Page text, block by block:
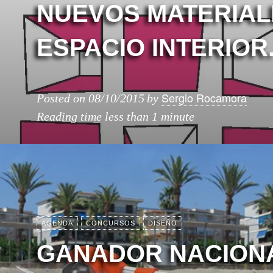
NUEVOS
ESPACIO INTERIOR.
Posted on 08/10/2015 by Sergio Rocamora
Reading time less than 1 minute
AGENDA CONCURSOS DISEÑO
GANADOR